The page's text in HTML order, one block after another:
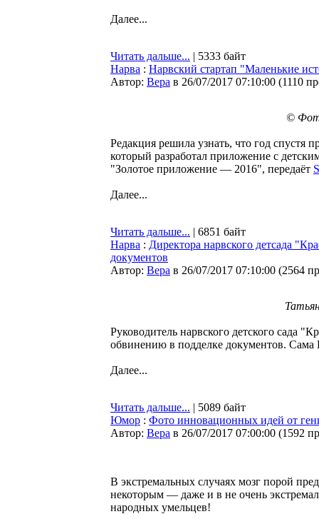
Далее...
Читать дальше... | 5333 байт
Нарва : Нарвский стартап "Маленькие
Автор: Bepa в 26/07/2017 07:10:00 (1110
©
Редакция решила узнать, что год спустя
который разработал приложение с
"Золотое приложение — 2016", передаёт
Далее...
Читать дальше... | 6851 байт
Нарва : Директора нарвского детсада
документов
Автор: Bepa в 26/07/2017 07:10:00 (2564
Руководитель нарвского детского сада
обвинению в подделке документов. Сама
Далее...
Читать дальше... | 5089 байт
Юмор : Фото инновационных идей от
Автор: Bepa в 26/07/2017 07:00:00 (1592
В экстремальных случаях мозг порой
некоторым — даже и в не очень
народных умельцев!